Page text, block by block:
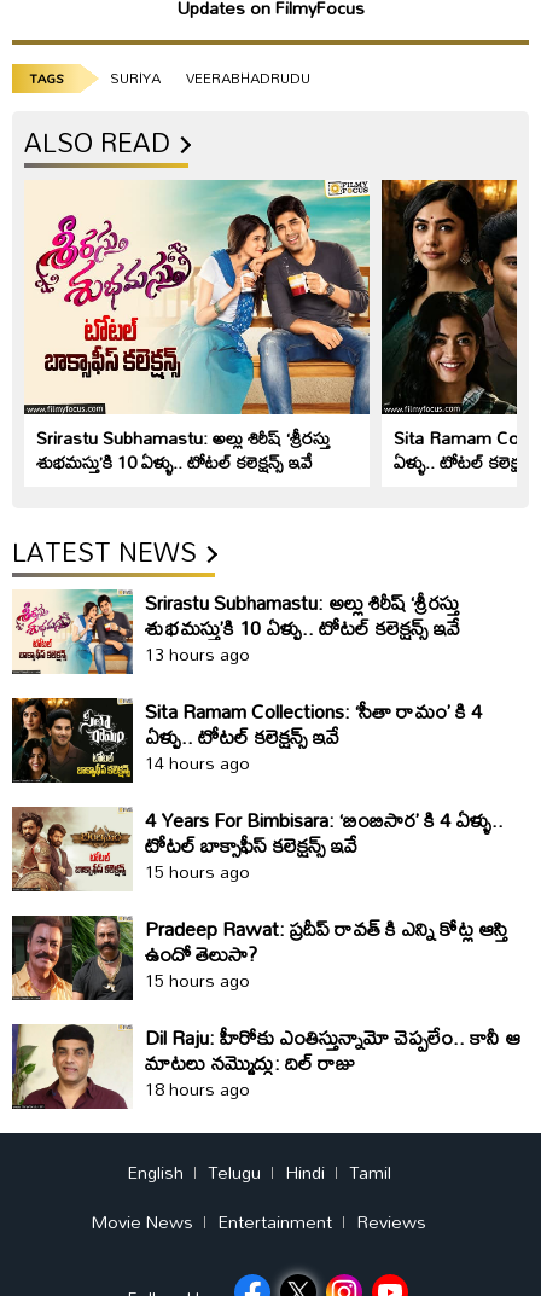
Updates on FilmyFocus
TAGS SURIYA VEERABHADRUDU
ALSO READ
Srirastu Subhamastu: అల్లు శిరీష్ ‘శ్రీరస్తు
శుభమస్తు’కి 10 ఏళ్ళు.. టోటల్ కలెక్షన్స్ ఇవే
Sita Ramam
ఏళ్ళు.. టోటల్
LATEST NEWS
Srirastu Subhamastu: అల్లు శిరీష్ ‘శ్రీరస్తు
శుభమస్తు’కి 10 ఏళ్ళు.. టోటల్ కలెక్షన్స్ ఇవే
13 hours ago
Sita Ramam Collections: ‘సీతా రామం’ కి 4
ఏళ్ళు.. టోటల్ కలెక్షన్స్ ఇవే
14 hours ago
4 Years For Bimbisara: ‘బింబిసార’ కి 4 ఏళ్ళు..
టోటల్ బాక్సాఫీస్ కలెక్షన్స్ ఇవే
15 hours ago
Pradeep Rawat: ప్రదీప్ రావత్ కి ఎన్ని కోట్ల ఆస్తి
ఉందో తెలుసా?
15 hours ago
Dil Raju: హీరోకు ఎంతిస్తున్నామో చెప్పలేం.. కానీ ఆ
మాటలు నమ్మొద్దు: దిల్‌ రాజు
18 hours ago
English Telugu Hindi
Tamil
Movie News
Entertainment Reviews